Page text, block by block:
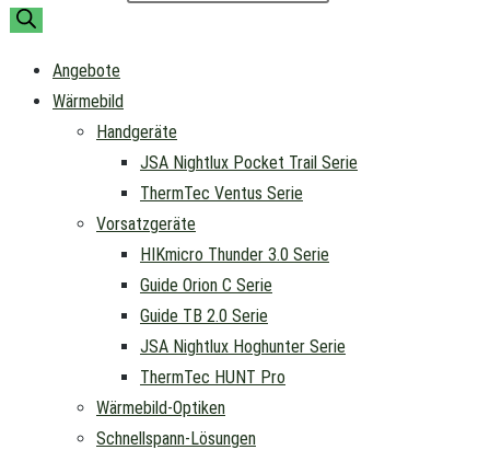
Angebote
Wärmebild
Handgeräte
JSA Nightlux Pocket Trail Serie
ThermTec Ventus Serie
Vorsatzgeräte
HIKmicro Thunder 3.0 Serie
Guide Orion C Serie
Guide TB 2.0 Serie
JSA Nightlux Hoghunter Serie
ThermTec HUNT Pro
Wärmebild-Optiken
Schnellspann-Lösungen